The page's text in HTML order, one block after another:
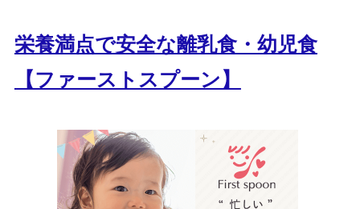
栄養満点で安全な離乳食・幼児食
【ファーストスプーン】